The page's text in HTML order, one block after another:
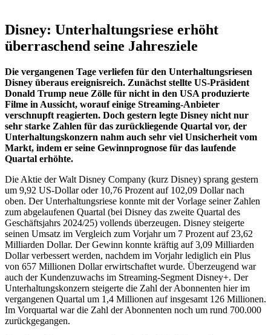
Disney: Unterhaltungsriese erhöht
überraschend seine Jahresziele
Die vergangenen Tage verliefen für den Unterhaltungsriesen
Disney überaus ereignisreich. Zunächst stellte US-Präsident
Donald Trump neue Zölle für nicht in den USA produzierte
Filme in Aussicht, worauf einige Streaming-Anbieter
verschnupft reagierten. Doch gestern legte Disney nicht nur
sehr starke Zahlen für das zurückliegende Quartal vor, der
Unterhaltungskonzern nahm auch sehr viel Unsicherheit vom
Markt, indem er seine Gewinnprognose für das laufende
Quartal erhöhte.
Die Aktie der Walt Disney Company (kurz Disney) sprang gestern
um 9,92 US-Dollar oder 10,76 Prozent auf 102,09 Dollar nach
oben. Der Unterhaltungsriese konnte mit der Vorlage seiner Zahlen
zum abgelaufenen Quartal (bei Disney das zweite Quartal des
Geschäftsjahrs 2024/25) vollends überzeugen. Disney steigerte
seinen Umsatz im Vergleich zum Vorjahr um 7 Prozent auf 23,62
Milliarden Dollar. Der Gewinn konnte kräftig auf 3,09 Milliarden
Dollar verbessert werden, nachdem im Vorjahr lediglich ein Plus
von 657 Millionen Dollar erwirtschaftet wurde. Überzeugend war
auch der Kundenzuwachs im Streaming-Segment Disney+. Der
Unterhaltungskonzern steigerte die Zahl der Abonnenten hier im
vergangenen Quartal um 1,4 Millionen auf insgesamt 126 Millionen.
Im Vorquartal war die Zahl der Abonnenten noch um rund 700.000
zurückgegangen.